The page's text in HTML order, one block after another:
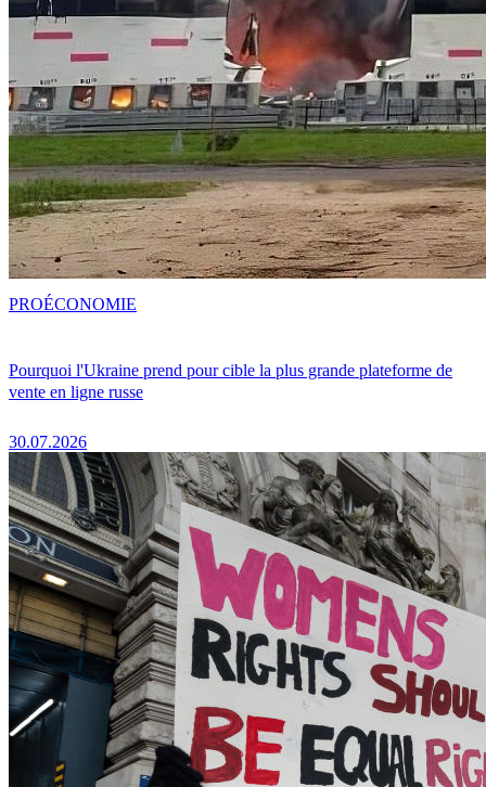
Pourquoi l'Ukraine prend pour cible la plus grande plateforme de
vente en ligne russe
30.07.2026
PROÉCONOMIE